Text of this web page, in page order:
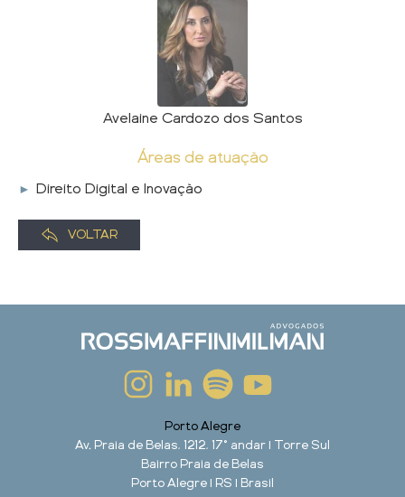
Avelaine Cardozo dos Santos
Áreas de atuação
Direito Digital e Inovação
VOLTAR
Porto Alegre
Av. Praia de Belas, 1212, 17° andar | Torre Sul
Bairro Praia de Belas
Porto Alegre | RS | Brasil